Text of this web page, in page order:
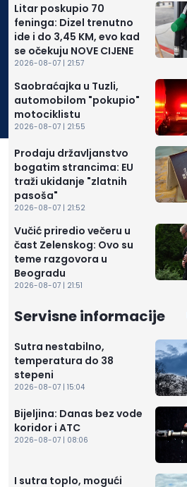
Litar poskupio 70
feninga: Dizel trenutno
ide i do 3,45 KM, evo kad
se očekuju NOVE CIJENE
2026-08-07 | 21:57
Saobraćajka u Tuzli,
automobilom "pokupio"
motociklistu
2026-08-07 | 21:55
Prodaju državljanstvo
bogatim strancima: EU
traži ukidanje "zlatnih
pasoša"
2026-08-07 | 21:52
Vučić priredio večeru u
čast Zelenskog: Ovo su
teme razgovora u
Beogradu
2026-08-07 | 21:51
Servisne informacije
Sutra nestabilno,
temperatura do 38
stepeni
2026-08-07 | 15:04
Bijeljina: Danas bez vode
koridor i ATC
2026-08-07 | 08:06
I sutra toplo, mogući